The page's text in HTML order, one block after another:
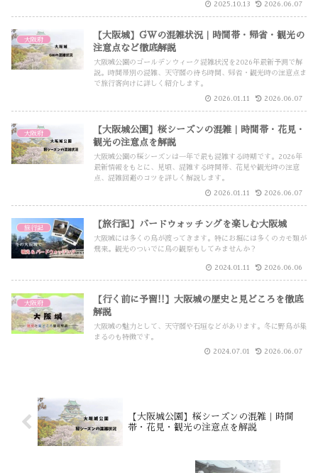
2025.10.13 2026.06.07
大阪府
【大阪城】GWの混雑状況｜時間帯・帰省・観光の
注意点など徹底解説
大阪城公園のゴールデンウィーク混雑状況を2026年最新予測で解
説。時間帯別の混雑、天守閣の待ち時間、帰省・観光時の注意点ま
で旅行客向けに詳しく紹介します。
2026.01.11 2026.06.07
大阪府
【大阪城公園】桜シーズンの混雑｜時間帯・花見・
観光の注意点を解説
大阪城公園の桜シーズンは一年で最も混雑する時期です。2026年
最新情報をもとに、見頃、混雑する時間帯、花見や観光時の注意
点、混雑回避のコツを詳しく解説します。
2026.01.11 2026.06.07
旅行記 【旅行記】バードウォッチングを楽しむ大阪城
大阪城には多くの鳥が渡ってきます。特にお堀には多くのカモ類が
飛来。観光のついでに鳥の観察もしてみませんか？
2024.01.11 2026.06.06
大阪府
【行く前に予習!!】大阪城の歴史と見どころを徹底
解説
大阪城の魅力として、天守閣や石垣などがあります。冬に野鳥が集
まるのも特徴です。
2024.07.01 2026.06.07
【大阪城公園】桜シーズンの混雑｜時間
帯・花見・観光の注意点を解説